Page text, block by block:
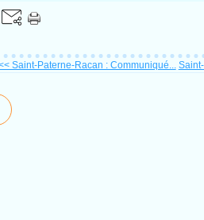
Saint-Paterne-Racan : Communiqué...